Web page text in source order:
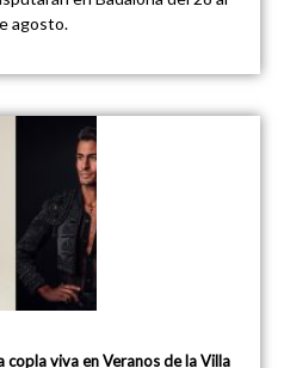
agosto.
copla viva en Veranos de la Villa